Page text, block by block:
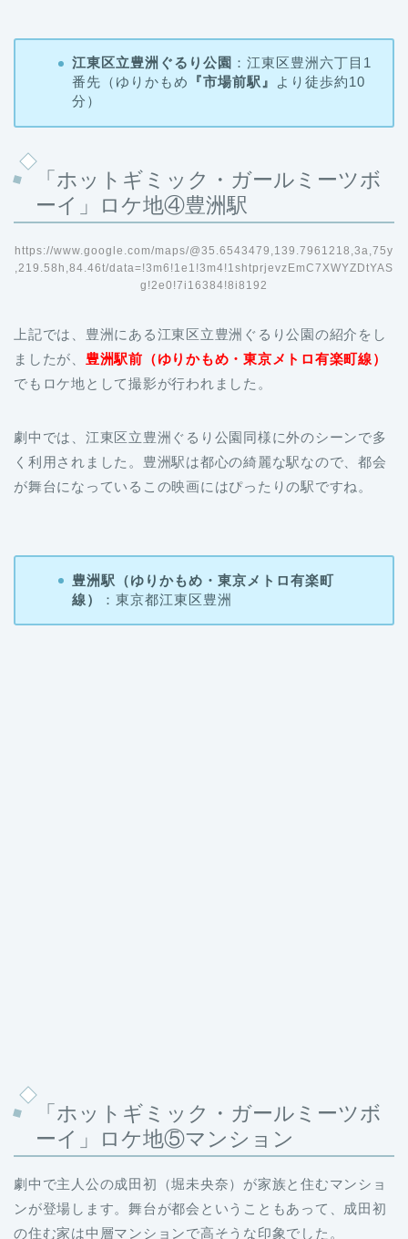
江東区立豊洲ぐるり公園 ：江東区豊洲六丁目1
番先（ゆりかもめ
『市場前駅』
より徒歩約10
分）
「ホットギミック・ガールミーツボ
ーイ」ロケ地④豊洲駅
https://www.google.com/maps/@35.6543479,139.7961218,3a,75y
,219.58h,84.46t/data=!3m6!1e1!3m4!1shtprjevzEmC7XWYZDtYAS
g!2e0!7i16384!8i8192
上記では、豊洲にある江東区立豊洲ぐるり公園の紹介をし
ましたが、 豊洲駅前（ゆりかもめ・東京メトロ有楽町線）
でもロケ地として撮影が行われました。
劇中では、江東区立豊洲ぐるり公園同様に外のシーンで多
く利用されました。豊洲駅は都心の綺麗な駅なので、都会
が舞台になっているこの映画にはぴったりの駅ですね。
豊洲駅（ゆりかもめ・東京メトロ有楽町
線）
：東京都江東区豊洲
「ホットギミック・ガールミーツボ
ーイ」ロケ地⑤マンション
劇中で主人公の成田初（堀未央奈）が家族と住むマンショ
ンが登場します。舞台が都会ということもあって、成田初
の住む家は中層マンションで高そうな印象でした。